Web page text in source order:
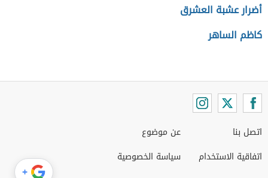
أضرار عشبة العشرق
كاظم الساهر
اتصل بنا
اتفاقية الاستخدام
عن موضوع
سياسة الخصوصية
+